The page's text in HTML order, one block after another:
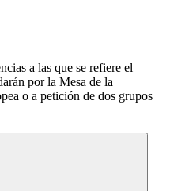
a las que se refiere el
por la Mesa de la
o a petición de dos grupos